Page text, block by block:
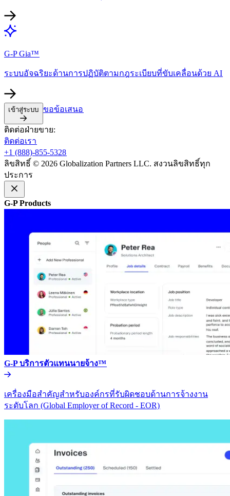
G-P Gia™​​
ระบบอัจฉริยะด้านการปฏิบัติตามกฎระเบียบที่ขับเคลื่อนด้วย AI​​
เข้าสู่ระบบ​​ ขอข้อเสนอ​​
ติดต่อฝ่ายขาย:​​
ติดต่อเรา​​
+1 (888)-855-5328​​
ลิขสิทธิ์ © 2026 Globalization Partners LLC. สงวนลิขสิทธิ์ทุก
ประการ​​
G-P Products​​
G-P บริการตัวแทนนายจ้าง™​​
เครื่องมือสำคัญสำหรับองค์กรที่รับผิดชอบด้านการจ้างงาน
ระดับโลก (Global Employer of Record - EOR)​​